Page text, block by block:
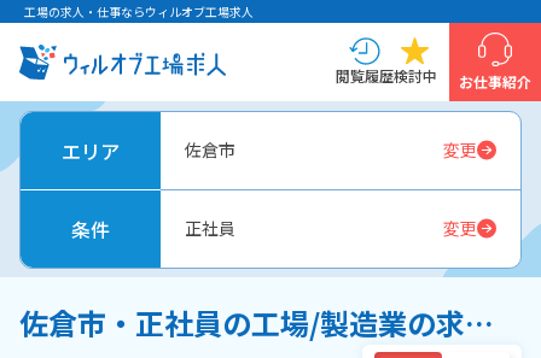
工場の求人・仕事ならウィルオブ工場求人
閲覧履歴検討中 お仕事紹介
エリア 佐倉市 変更
条件 正社員 変更
佐倉市・正社員の工場/製造業の求人一覧